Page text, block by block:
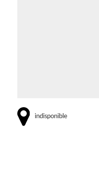
indisponible